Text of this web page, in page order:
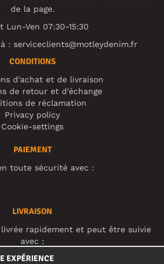
de la page.
Lun-Ven 07:30-15:30
: serviceclients@motleydenim.fr
CONDITIONS
d'achat et de livraison
de retour et d'échange
de réclamation
Privacy policy
Cookie-settings
PAIEMENT
toute sécurité avec :
LIVRAISON
rapidement et peut être suivie
avec :
EXPÉRIENCE